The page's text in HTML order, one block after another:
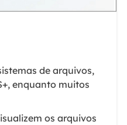
de arquivos,
enquanto muitos
os arquivos